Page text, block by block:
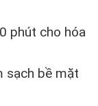
phút cho hóa
sạch bề mặt